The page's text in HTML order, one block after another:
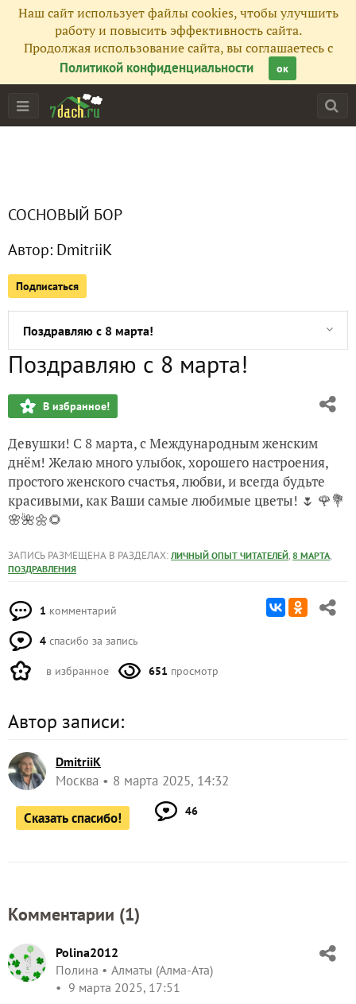
Наш сайт использует файлы cookies, чтобы улучшить
работу и повысить эффективность сайта.
Продолжая использование сайта, вы соглашаетесь с
Политикой конфиденциальности
ок
СОСНОВЫЙ БОР
Автор: DmitriiK
Подписаться
Все публикации
Сейчас обсуждают
Поздравляю с 8 марта!
Поздравляю с 8 марта!
В избранное!
Девушки! С 8 марта, с Международным женским
днём! Желаю много улыбок, хорошего настроения,
простого женского счастья, любви, и всегда будьте
красивыми, как Ваши самые любимые цветы! 🌷 🌹💐
🌸🌺🌼🌻
ЗАПИСЬ РАЗМЕЩЕНА В РАЗДЕЛАХ: ЛИЧНЫЙ ОПЫТ ЧИТАТЕЛЕЙ, 8 МАРТА,
ПОЗДРАВЛЕНИЯ
1 комментарий
4 спасибо за запись
в избранное 651 просмотр
Автор записи:
DmitriiK
Москва 8 марта 2025, 14:32
Сказать спасибо! 46
Комментарии (1)
Polina2012
Полина
Алматы (Алма-Ата)
9 марта 2025, 17:51